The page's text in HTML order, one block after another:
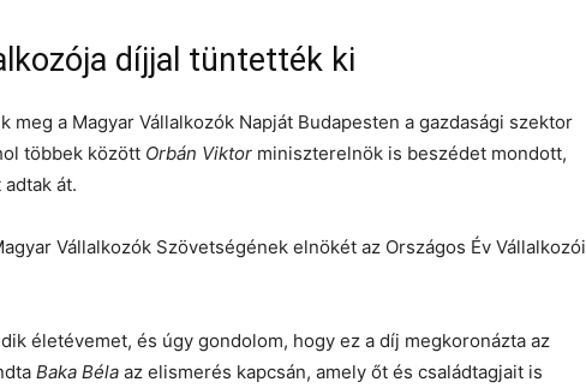
díjjal tüntették ki
meg a Magyar Vállalkozók Napját Budapesten a gazdasági szektor
többek között Orbán Viktor miniszterelnök is beszédet mondott,
át.
Vállalkozók Szövetségének elnökét az Országos Év Vállalkozói
életévemet, és úgy gondolom, hogy ez a díj megkoronázta az
Baka Béla az elismerés kapcsán, amely őt és családtagjait is